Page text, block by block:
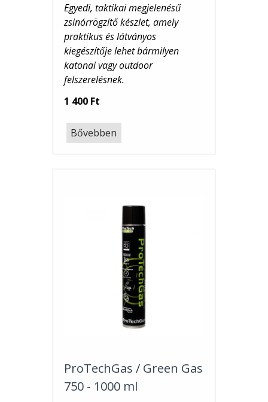
Egyedi, taktikai megjelenésű
zsinórrögzítő készlet, amely
praktikus és látványos
kiegészítője lehet bármilyen
katonai vagy outdoor
felszerelésnek.
1 400 Ft
Bővebben
ProTechGas / Green Gas
750 - 1000 ml